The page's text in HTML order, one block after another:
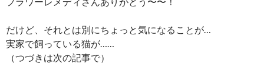
だけど、それとは別にちょっと気になることが…
実家で飼っている猫が……
（つづきは次の記事で）